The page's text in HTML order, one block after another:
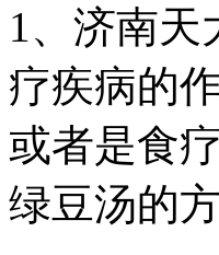
1、济南天
疗疾病的
或者是食
绿豆汤的